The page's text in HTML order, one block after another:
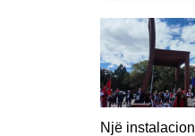
Një instalacion